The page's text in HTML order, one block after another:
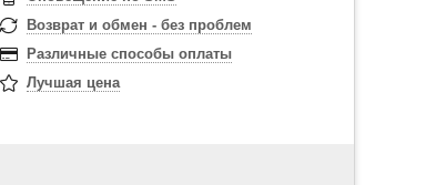
Возврат и обмен - без проблем
Различные способы оплаты
Лучшая цена